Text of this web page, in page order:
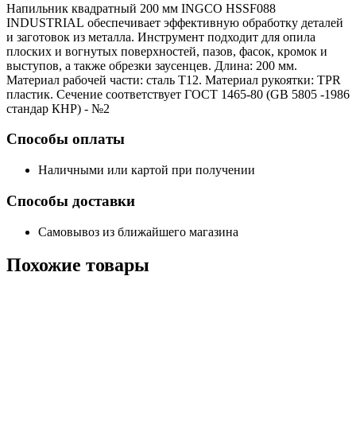
Напильник квадратный 200 мм INGCO HSSF088
INDUSTRIAL обеспечивает эффективную обработку деталей
и заготовок из металла. Инструмент подходит для опила
плоских и вогнутых поверхностей, пазов, фасок, кромок и
выступов, а также обрезки заусенцев. Длина: 200 мм.
Материал рабочей части: сталь Т12. Материал рукоятки: TPR
пластик. Сечение соответствует ГОСТ 1465-80 (GB 5805 -1986
стандар КНР) - №2
Способы оплаты
Наличными или картой при получении
Способы доставки
Самовывоз из ближайшего магазина
Похожие товары